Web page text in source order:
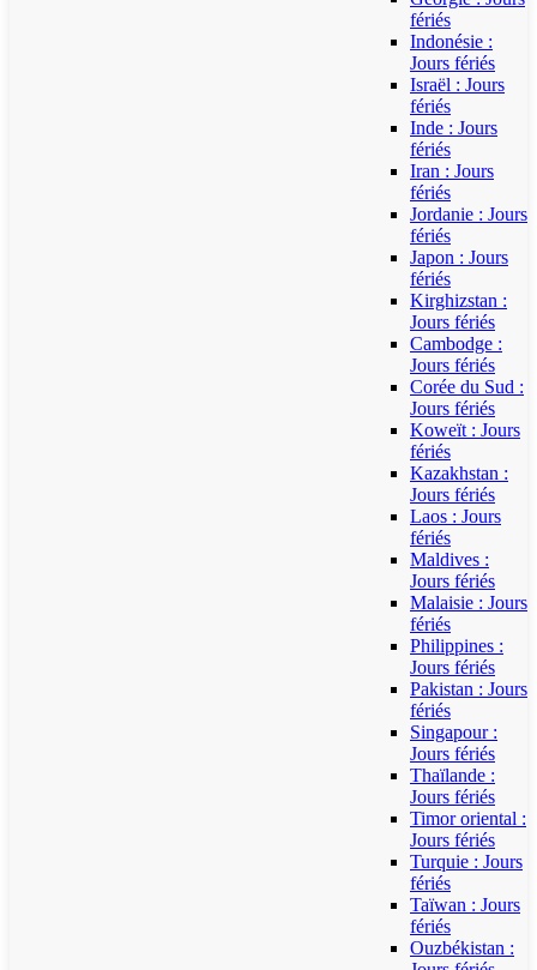
fériés
Indonésie :
Jours fériés
Israël : Jours
fériés
Inde : Jours
fériés
Iran : Jours
fériés
Jordanie : Jours
fériés
Japon : Jours
fériés
Kirghizstan :
Jours fériés
Cambodge :
Jours fériés
Corée du Sud :
Jours fériés
Koweït : Jours
fériés
Kazakhstan :
Jours fériés
Laos : Jours
fériés
Maldives :
Jours fériés
Malaisie : Jours
fériés
Philippines :
Jours fériés
Pakistan : Jours
fériés
Singapour :
Jours fériés
Thaïlande :
Jours fériés
Timor oriental :
Jours fériés
Turquie : Jours
fériés
Taïwan : Jours
fériés
Ouzbékistan :